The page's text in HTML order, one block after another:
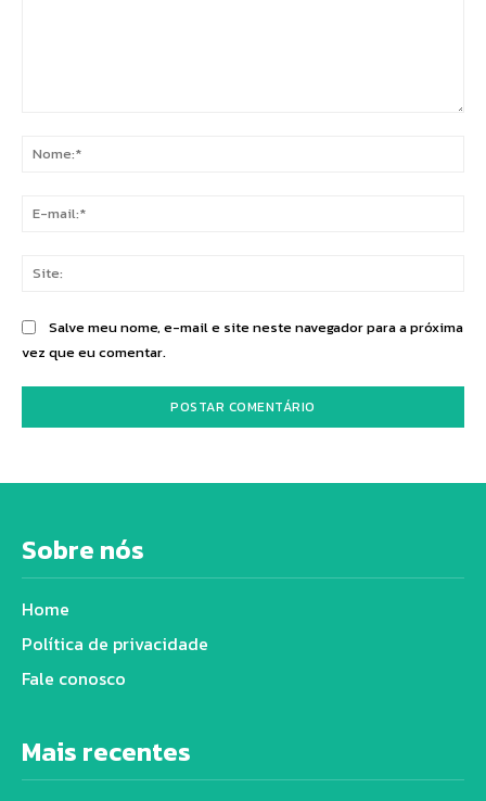
Salve meu nome, e-mail e site neste navegador para a próxima
vez que eu comentar.
Sobre nós
Home
Política de privacidade
Fale conosco
Mais recentes